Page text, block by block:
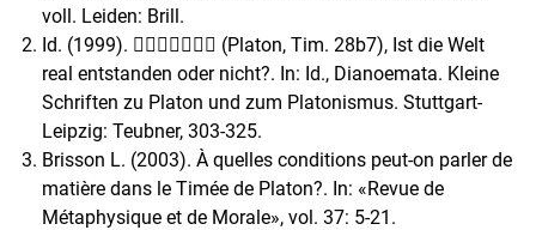
voll. Leiden: Brill.
Id. (1999). 􀄫􀈑􀈖􀈠􀈞􀄰􀈞 (Platon, Tim. 28b7), Ist die Welt
real entstanden oder nicht?. In: Id., Dianoemata. Kleine
Schriften zu Platon und zum Platonismus. Stuttgart-
Leipzig: Teubner, 303-325.
Brisson L. (2003). À quelles conditions peut-on parler de
matière dans le Timée de Platon?. In: «Revue de
Métaphysique et de Morale», vol. 37: 5-21.